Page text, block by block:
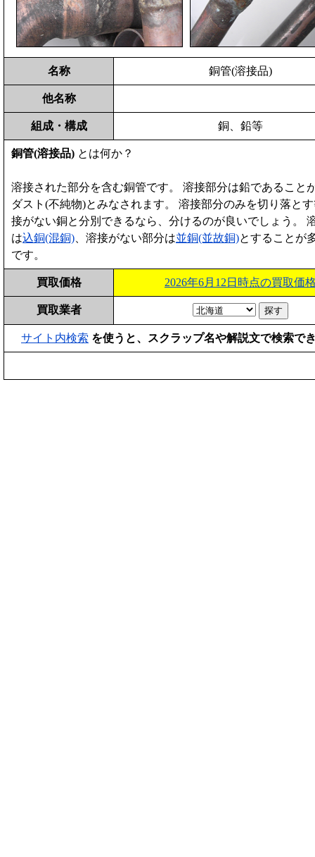
名称 銅管(溶接品)
他名称
組成・構成 銅、鉛等
銅管(溶接品) とは何か？
溶接された部分を含む銅管です。 溶接部分は鉛であること
ダスト(不純物)とみなされます。 溶接部分のみを切り落と
接がない銅と分別できるなら、分けるのが良いでしょう。
は込銅(混銅) 、溶接がない部分は並銅(並故銅)とすることが
です。
買取価格 2026年6月12日時点の買取価
買取業者
サイト内検索 を使うと、スクラップ名や解説文で検索で